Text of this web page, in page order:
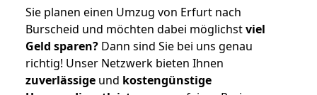
Sie planen einen Umzug von Erfurt nach
Burscheid und möchten dabei möglichstviel
Geld sparen? Dann sind Sie bei uns genau
richtig! Unser Netzwerk bieten Ihnen
zuverlässige und kostengünstige